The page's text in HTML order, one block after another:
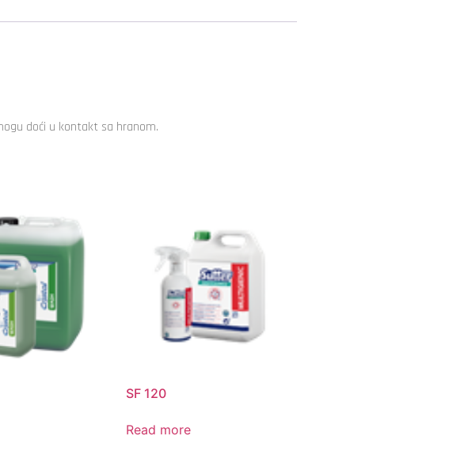
doći u kontakt sa hranom.
SF 120
Read more